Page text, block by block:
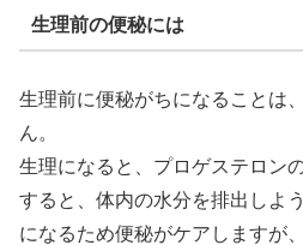
生理前の便秘には
生理前に便秘がちになることは
ん。
生理になると、プロゲステロン
すると、体内の水分を排出しよ
になるため便秘がケアしますが